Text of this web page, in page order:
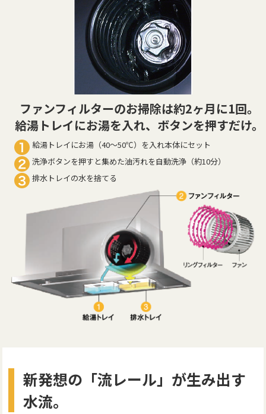
ファンフィルターのお掃除は約2ヶ月に1回。
給湯トレイにお湯を入れ、ボタンを押すだけ。
給湯トレイにお湯（40〜50℃）を入れ本体にセット
洗浄ボタンを押すと集めた油汚れを自動洗浄（約10分）
排水トレイの水を捨てる
新発想の「流レール」が生み出す
水流。